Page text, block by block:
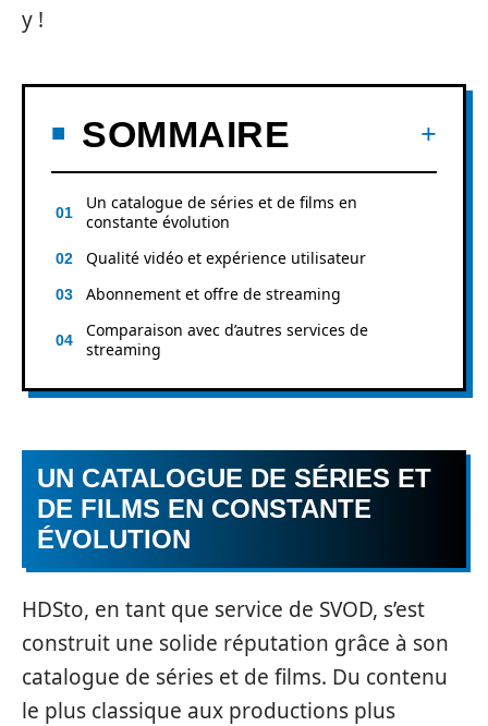
y !
SOMMAIRE
Un catalogue de séries et de films en
constante évolution
Qualité vidéo et expérience utilisateur
Abonnement et offre de streaming
Comparaison avec d’autres services de
streaming
UN CATALOGUE DE SÉRIES ET
DE FILMS EN CONSTANTE
ÉVOLUTION
HDSto, en tant que service de SVOD, s’est
construit une solide réputation grâce à son
catalogue de séries et de films. Du contenu
le plus classique aux productions plus